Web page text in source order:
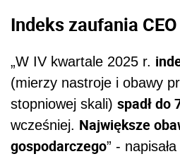
Indeks zaufania CEO
„W IV kwartale 2025 r.
(mierzy nastroje i obawy
stopniowej skali) spadł do
wcześniej. Największe
gospodarczego” -